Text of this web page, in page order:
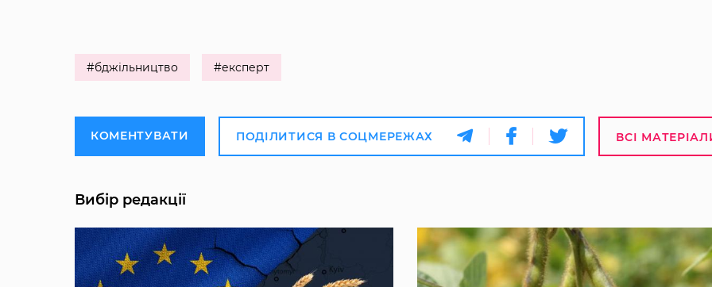
#бджільництво #експерт
КОМЕНТУВАТИ ПОДІЛИТИСЯ В СОЦМЕРЕЖАХ ВСІ
Вибір редакції